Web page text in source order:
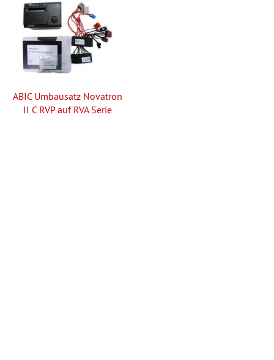
ABIC Umbausatz Novatron
II C RVP auf RVA Serie